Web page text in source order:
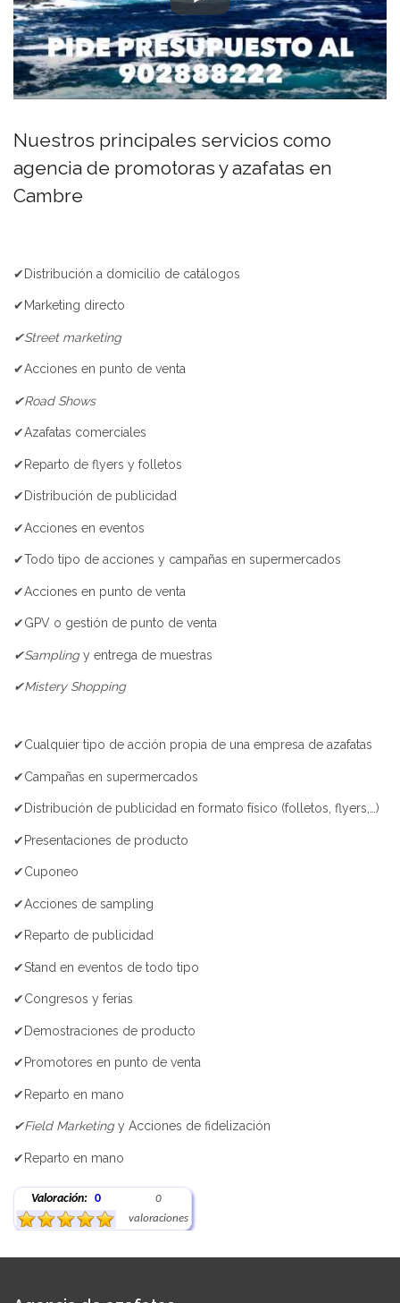
Nuestros principales servicios como
agencia de promotoras y azafatas en
Cambre
✔Distribución a domicilio de catálogos
✔Marketing directo
✔Street marketing
✔Acciones en punto de venta
✔Road Shows
✔Azafatas comerciales
✔Reparto de flyers y folletos
✔Distribución de publicidad
✔Acciones en eventos
✔Todo tipo de acciones y campañas en supermercados
✔Acciones en punto de venta
✔GPV o gestión de punto de venta
✔Samplingy entrega de muestras
✔Mistery Shopping
✔Cualquier tipo de acción propia de una empresa de azafatas
✔Campañas en supermercados
✔Distribución de publicidad en formato físico (folletos, flyers,…)
✔Presentaciones de producto
✔Cuponeo
✔Acciones de sampling
✔Reparto de publicidad
✔Stand en eventos de todo tipo
✔Congresos y ferias
✔Demostraciones de producto
✔Promotores en punto de venta
✔Reparto en mano
✔Field Marketingy Acciones de fidelización
✔Reparto en mano
Valoración: 0
0
valoraciones